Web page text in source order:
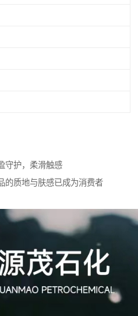
守护，柔滑触感
的质地与肤感已成为消费者